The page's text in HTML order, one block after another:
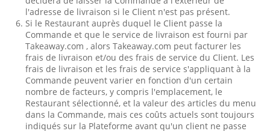
l'adresse de livraison si le Client n'est pas présent.
Si le Restaurant auprès duquel le Client passe la
Commande et que le service de livraison est fourni par
Takeaway.com , alors Takeaway.com peut facturer les
frais de livraison et/ou des frais de service du Client. Les
frais de livraison et les frais de service s'appliquant à la
Commande peuvent varier en fonction d'un certain
nombre de facteurs, y compris l'emplacement, le
Restaurant sélectionné, et la valeur des articles du menu
dans la Commande, mais ces coûts actuels sont toujours
indiqués sur la Plateforme avant qu'un client ne passe